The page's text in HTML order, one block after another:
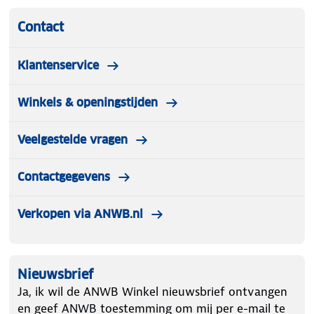
Contact
Klantenservice
Winkels & openingstijden
Veelgestelde vragen
Contactgegevens
Verkopen via ANWB.nl
Nieuwsbrief
Ja, ik wil de ANWB Winkel nieuwsbrief ontvangen
en geef ANWB toestemming om mij per e-mail te